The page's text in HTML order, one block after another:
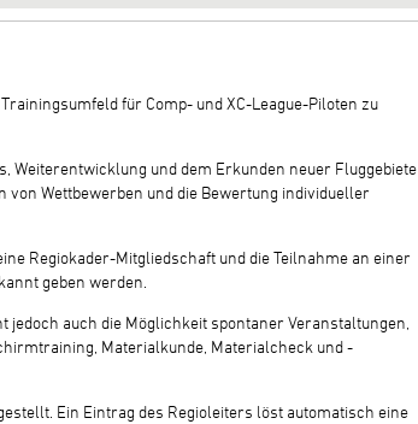
für Comp- und XC-League-Piloten zu
Weiterentwicklung und dem Erkunden neuer Fluggebiete
Wettbewerben und die Bewertung individueller
Regiokader-Mitgliedschaft und die Teilnahme an einer
geben werden.
jedoch auch die Möglichkeit spontaner Veranstaltungen,
Materialkunde, Materialcheck und -
Ein Eintrag des Regioleiters löst automatisch eine